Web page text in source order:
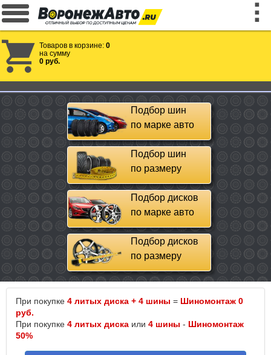
Товаров в корзине: 0
на сумму
0 руб.
Подбор шин
по марке авто
Подбор шин
по размеру
Подбор дисков
по марке авто
Подбор дисков
по размеру
При покупке 4 литых диска + 4 шины = Шиномонтаж 0
руб.
При покупке 4 литых диска или 4 шины - Шиномонтаж
50%